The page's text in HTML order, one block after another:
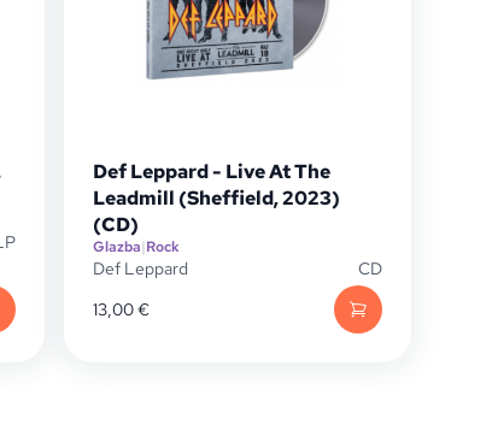
Def Leppard - Live At The
Leadmill (Sheffield, 2023)
(CD)
Glazba|Rock
Def Leppard
CD
13,00€